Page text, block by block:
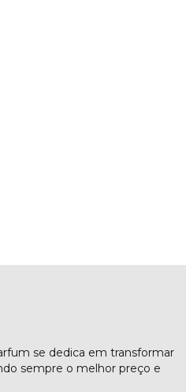
se dedica em transformar
sempre o melhor preço e